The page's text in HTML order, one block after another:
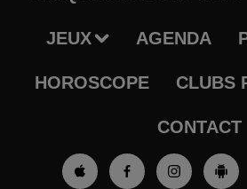
JEUX AGENDA
HOROSCOPE CLUBS
CONTACT